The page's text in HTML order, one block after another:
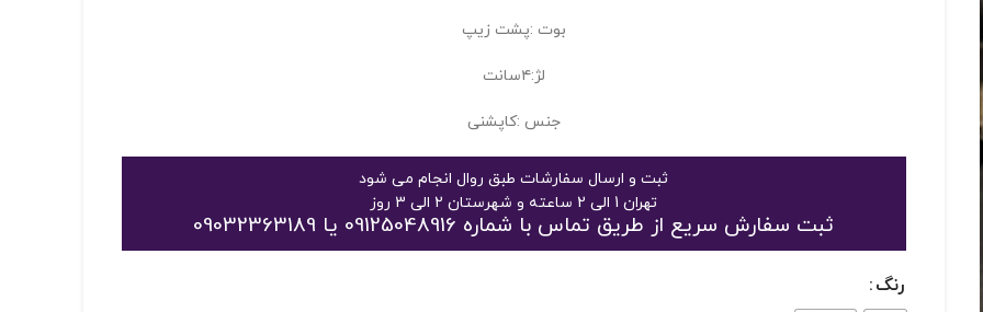
بوت :پشت زیپ
لژ:۴سانت
جنس :کاپشنی
ثبت و ارسال سفارشات طبق روال انجام می شود
تهران 1 الی 2 ساعته و شهرستان 2 الی 3 روز
ثبت سفارش سریع از طریق تماس با شماره 09125048916 یا 09032363189
رنگ